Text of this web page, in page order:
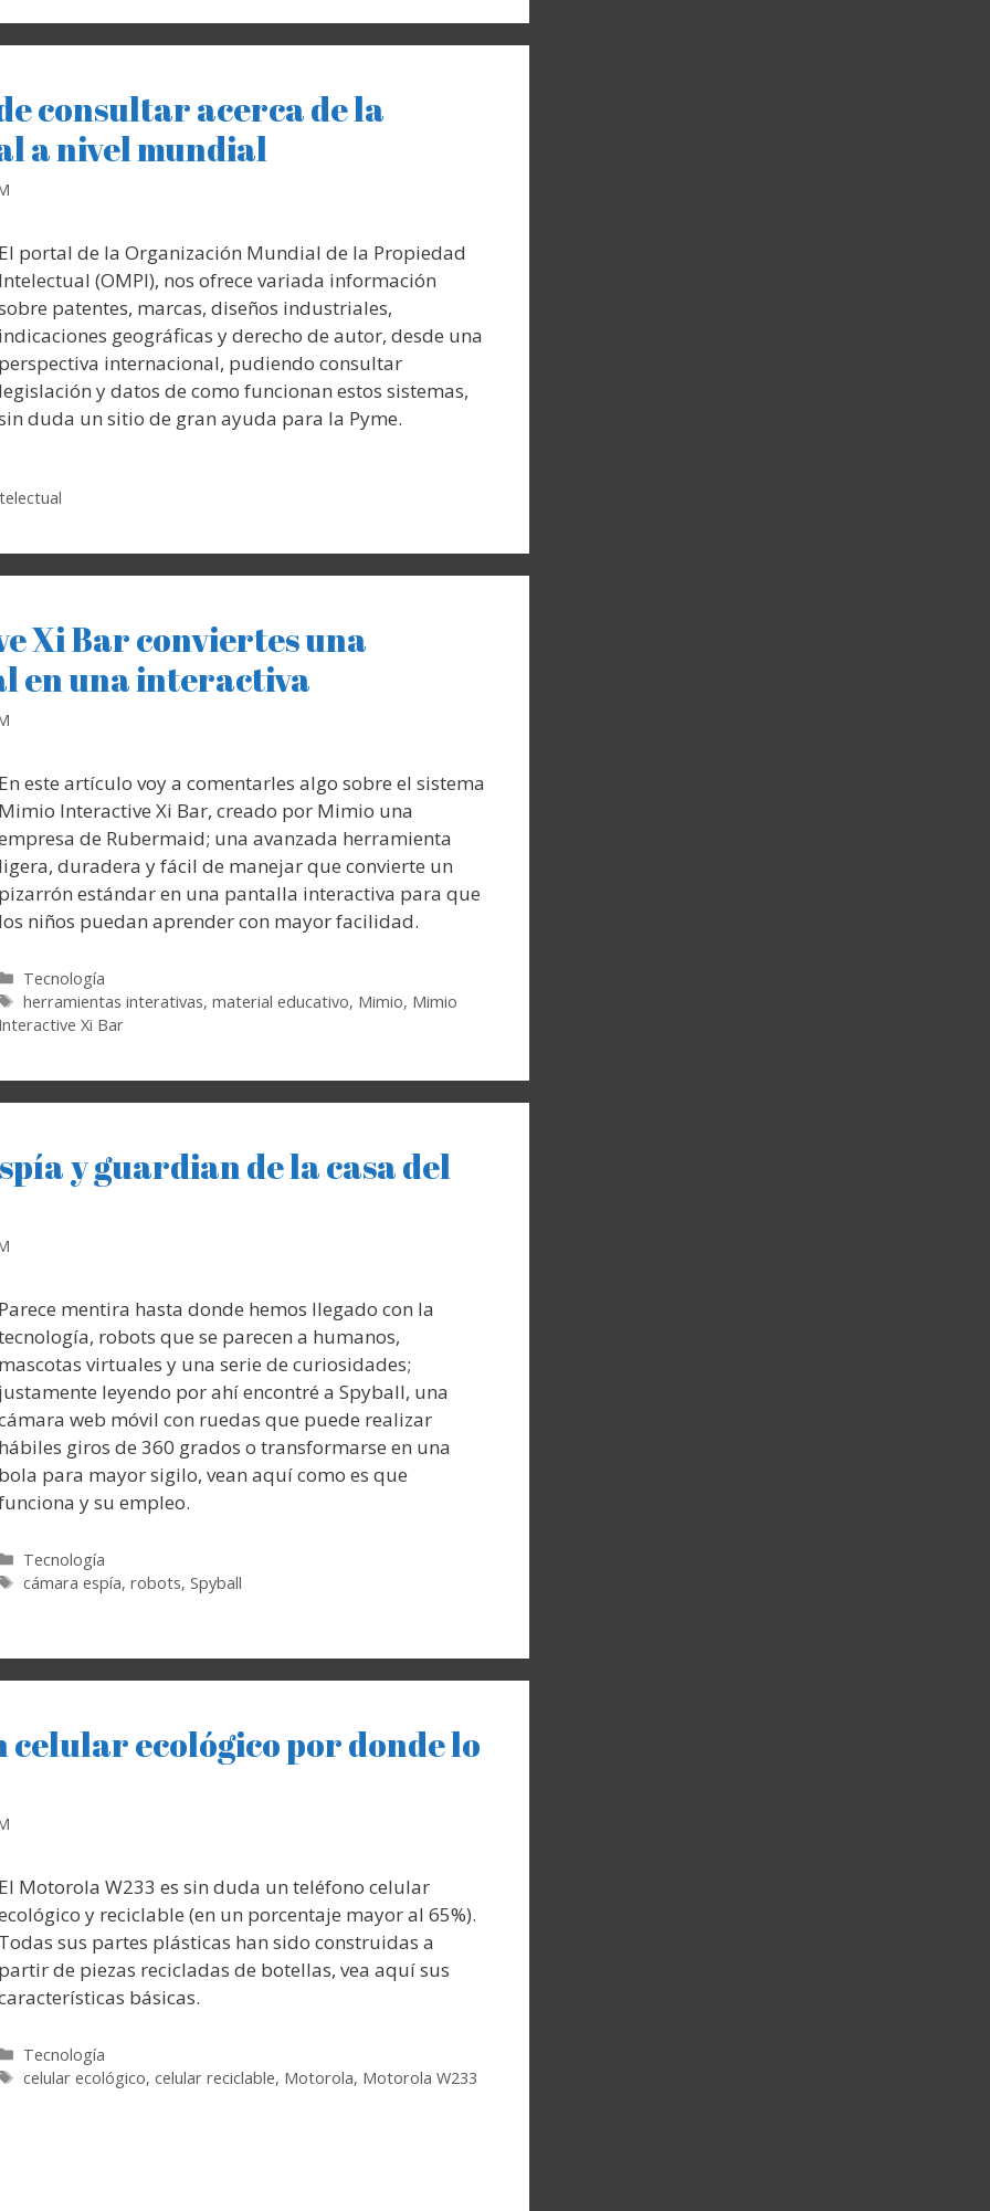
consultar acerca de la
a nivel mundial
El portal de la Organización Mundial de la Propiedad
Intelectual (OMPI), nos ofrece variada información
patentes, marcas, diseños industriales,
indicaciones geográficas y derecho de autor, desde una
perspectiva internacional, pudiendo consultar
legislación y datos de como funcionan estos sistemas,
duda un sitio de gran ayuda para la Pyme.
Xi Bar conviertes una
en una interactiva
En este artículo voy a comentarles algo sobre el sistema
Mimio Interactive Xi Bar, creado por Mimio una
de Rubermaid; una avanzada herramienta
ligera, duradera y fácil de manejar que convierte un
pizarrón estándar en una pantalla interactiva para que
los niños puedan aprender con mayor facilidad.
Categorías
Tecnología
Etiquetas
herramientas interativas,material educativo, Mimio, Mimio
Interactive Xi Bar
y guardian de la casa del
Parece mentira hasta donde hemos llegado con la
robots que se parecen a humanos,
mascotas virtuales y una serie de curiosidades;
justamente leyendo por ahí encontré a Spyball, una
web móvil con ruedas que puede realizar
hábiles giros de 360 grados o transformarse en una
bola para mayor sigilo, vean aquí como es que
y su empleo.
Categorías
Tecnología
Etiquetas
cámara espía,robots,Spyball
celular ecológico por donde lo
El Motorola W233 es sin duda un teléfono celular
y reciclable (en un porcentaje mayor al 65%).
Todas sus partes plásticas han sido construidas a
partir de piezas recicladas de botellas, vea aquí sus
básicas.
Categorías
Tecnología
Etiquetas
celular ecológico,celular reciclable, Motorola, Motorola W233